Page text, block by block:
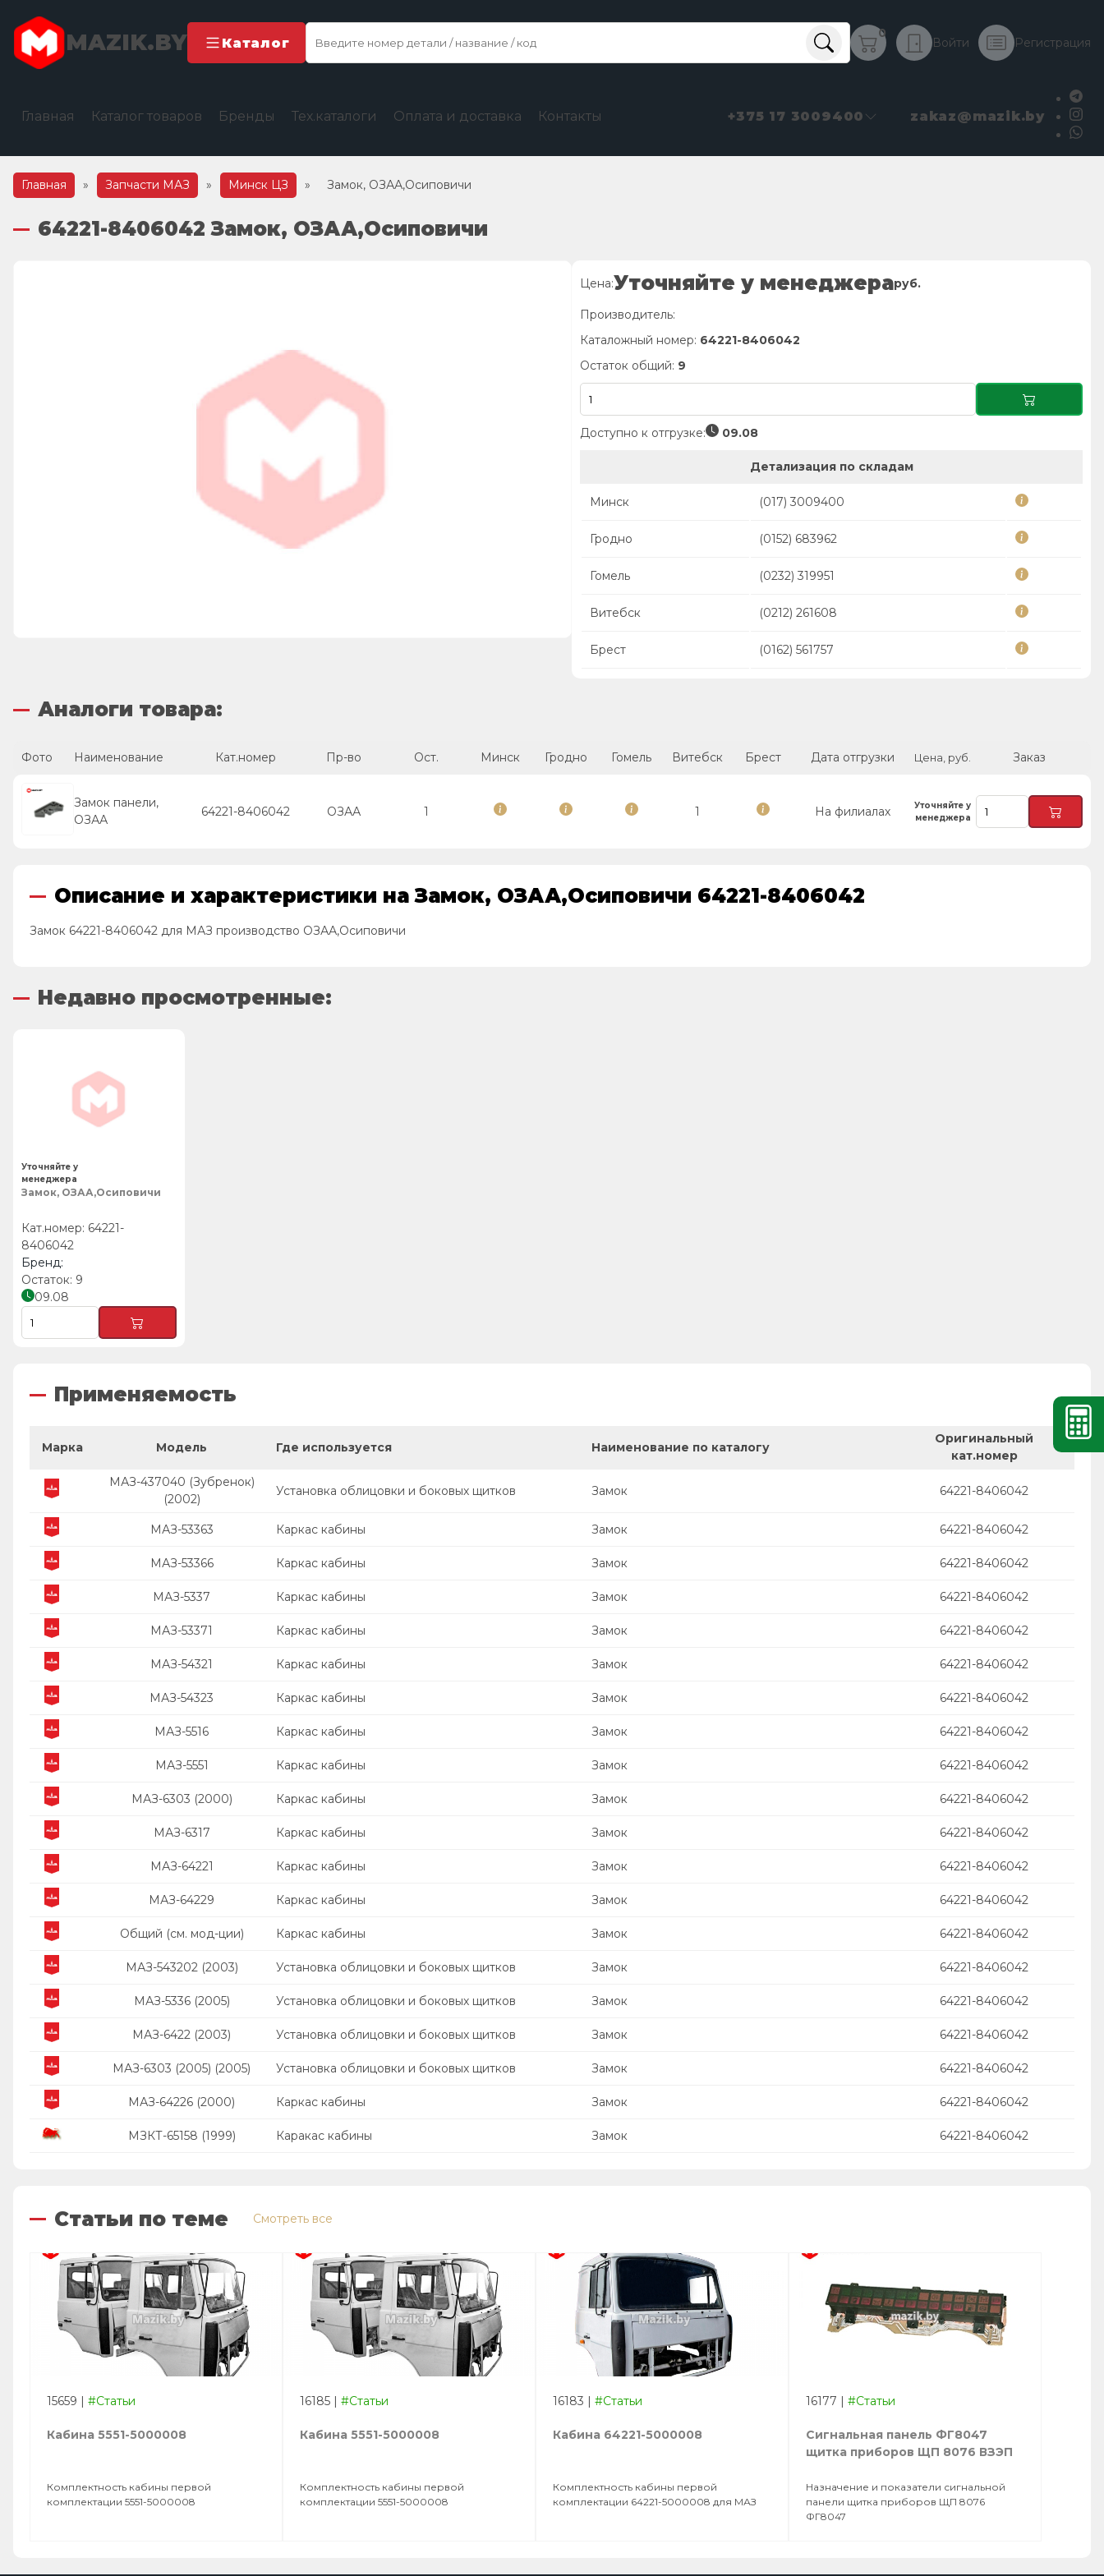
MAZIK.BY Каталог
0
Войти Регистрация
Главная Каталог товаров Бренды Тех.каталоги Оплата и доставка Контакты +375 17 3009400 zakaz@mazik.by
Главная » Запчасти МАЗ » Минск ЦЗ » Замок, ОЗАА,Осиповичи
64221-8406042 Замок, ОЗАА,Осиповичи
Цена:Уточняйте у менеджераруб.
Производитель:
Каталожный номер: 64221-8406042
Остаток общий: 9
Доступно к отгрузке: 09.08
Детализация по складам
Минск (017) 3009400
Гродно (0152) 683962
Гомель (0232) 319951
Витебск (0212) 261608
Брест (0162) 561757
Аналоги товара:
Фото Наименование Кат.номер Пр-во Ост. Минск Гродно Гомель Витебск Брест Дата отгрузки Цена, руб. Заказ
Замок панели,
ОЗАА
64221-8406042 ОЗАА 1 1 На филиалах
Уточняйте у
менеджера
Описание и характеристики на Замок, ОЗАА,Осиповичи 64221-8406042
Замок 64221-8406042 для МАЗ производство ОЗАА,Осиповичи
Недавно просмотренные:
Замок, ОЗАА,Осиповичи
64221-
8406042
9
09.08
Уточняйте у
менеджера
Применяемость
Марка Модель Где используется Наименование по каталогу
Оригинальный
кат.номер
МАЗ-437040 (Зубренок)
(2002)
Установка облицовки и боковых щитков Замок 64221-8406042
МАЗ-53363 Каркас кабины Замок 64221-8406042
МАЗ-53366 Каркас кабины Замок 64221-8406042
МАЗ-5337 Каркас кабины Замок 64221-8406042
МАЗ-53371 Каркас кабины Замок 64221-8406042
МАЗ-54321 Каркас кабины Замок 64221-8406042
МАЗ-54323 Каркас кабины Замок 64221-8406042
МАЗ-5516 Каркас кабины Замок 64221-8406042
МАЗ-5551 Каркас кабины Замок 64221-8406042
МАЗ-6303 (2000) Каркас кабины Замок 64221-8406042
МАЗ-6317 Каркас кабины Замок 64221-8406042
МАЗ-64221 Каркас кабины Замок 64221-8406042
МАЗ-64229 Каркас кабины Замок 64221-8406042
Общий (см. мод-ции) Каркас кабины Замок 64221-8406042
МАЗ-543202 (2003) Установка облицовки и боковых щитков Замок 64221-8406042
МАЗ-5336 (2005) Установка облицовки и боковых щитков Замок 64221-8406042
МАЗ-6422 (2003) Установка облицовки и боковых щитков Замок 64221-8406042
МАЗ-6303 (2005) (2005) Установка облицовки и боковых щитков Замок 64221-8406042
МАЗ-64226 (2000) Каркас кабины Замок 64221-8406042
МЗКТ-65158 (1999) Каракас кабины Замок 64221-8406042
Статьи по теме Смотреть все
15659 | #Статьи
Кабина 5551-5000008
Комплектность кабины первой
комплектации 5551-5000008
16185 | #Статьи
Кабина 5551-5000008
Комплектность кабины первой
комплектации 5551-5000008
16183 | #Статьи
Кабина 64221-5000008
Комплектность кабины первой
комплектации 64221-5000008 для МАЗ
16177 | #Статьи
Сигнальная панель ФГ8047
щитка приборов ЩП 8076 ВЗЭП
Назначение и показатели сигнальной
панели щитка приборов ЩП 8076
ФГ8047